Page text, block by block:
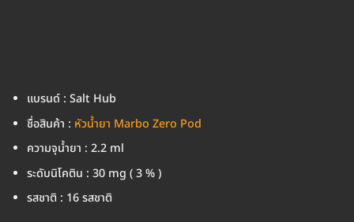
แบรนด์ : Salt Hub
ชื่อสินค้า : หัวน้ำยา Marbo Zero Pod
ความจุน้ำยา : 2.2 ml
ระดับนิโคติน : 30 mg ( 3 % )
รสชาติ : 16 รสชาติ